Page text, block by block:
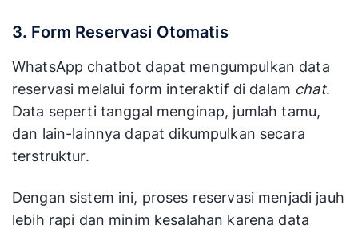
3. Form Reservasi Otomatis
WhatsApp chatbot dapat mengumpulkan data
reservasi melalui form interaktif di dalam chat.
Data seperti tanggal menginap, jumlah tamu,
dan lain-lainnya dapat dikumpulkan secara
terstruktur.
Dengan sistem ini, proses reservasi menjadi jauh
lebih rapi dan minim kesalahan karena data